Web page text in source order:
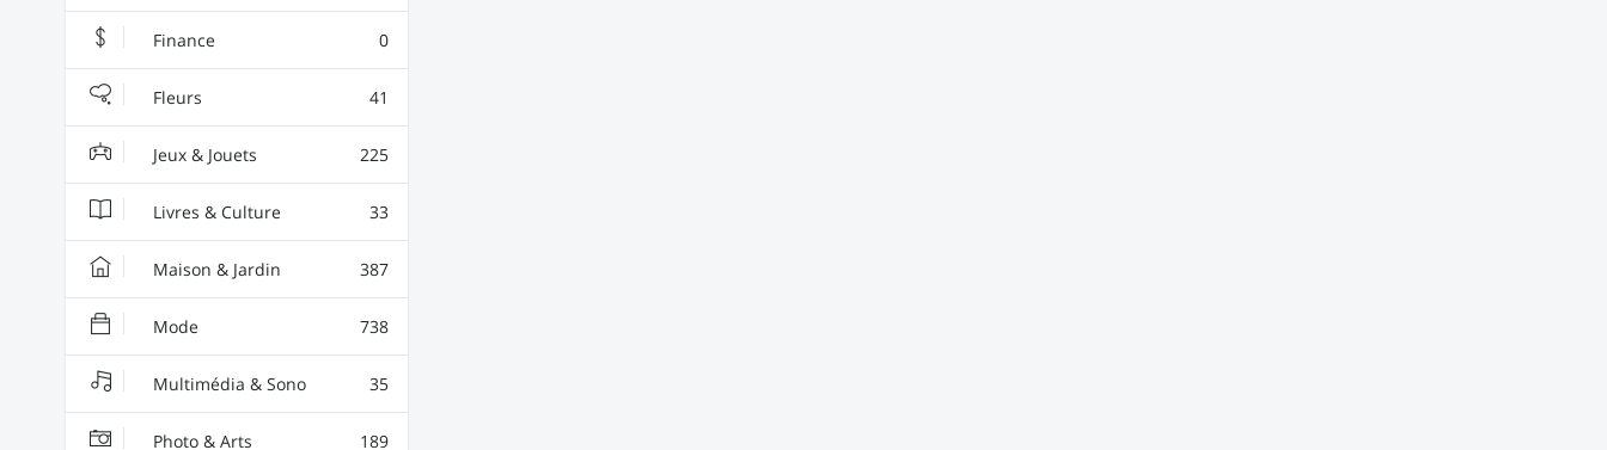
Finance 0
Fleurs 41
Jeux & Jouets 225
Livres & Culture 33
Maison & Jardin 387
Mode 738
Multimédia & Sono 35
Photo & Arts 189